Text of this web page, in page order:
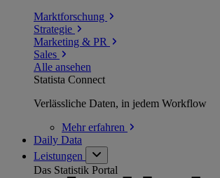
Marktforschung
Strategie
Marketing & PR
Sales
Alle ansehen
Statista Connect
Verlässliche Daten, in jedem Workflow
Mehrerfahren
Daily Data
Leistungen
Das Statistik Portal